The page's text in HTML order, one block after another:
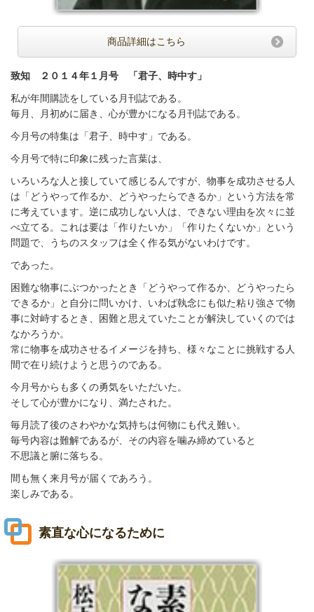
商品詳細はこちら
致知 ２０１４年１月号 「君子、時中す」
私が年間購読をしている月刊誌である。
毎月、月初めに届き、心が豊かになる月刊誌である。
今月号の特集は「君子、時中す」である。
今月号で特に印象に残った言葉は、
いろいろな人と接していて感じるんですが、物事を成功させる人
は「どうやって作るか、どうやったらできるか」という方法を常
に考えています。逆に成功しない人は、できない理由を次々に並
べ立てる。これは要は「作りたいか」「作りたくないか」という
問題で、うちのスタッフは全く作る気がないわけです。
であった。
困難な物事にぶつかったとき「どうやって作るか、どうやったら
できるか」と自分に問いかけ、いわば執念にも似た粘り強さで物
事に対峙するとき、困難と思えていたことが解決していくのでは
なかろうか。
常に物事を成功させるイメージを持ち、様々なことに挑戦する人
間で在り続けようと思うのである。
今月号からも多くの勇気をいただいた。
そして心が豊かになり、満たされた。
毎月読了後のさわやかな気持ちは何物にも代え難い。
毎号内容は難解であるが、その内容を噛み締めていると
不思議と腑に落ちる。
間も無く来月号が届くであろう。
楽しみである。
素直な心になるために